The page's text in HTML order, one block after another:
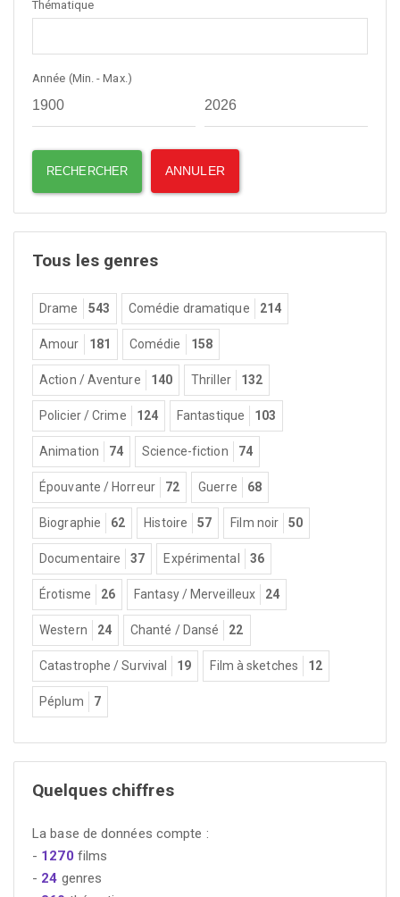
Thématique
Année (Min. - Max.)
Tous les genres
Drame 543 Comédie dramatique 214
Amour 181 Comédie 158
Action / Aventure 140 Thriller 132
Policier / Crime 124 Fantastique 103
Animation 74 Science-fiction 74
Épouvante / Horreur 72 Guerre 68
Biographie 62 Histoire 57 Film noir 50
Documentaire 37 Expérimental 36
Érotisme 26 Fantasy / Merveilleux 24
Western 24 Chanté / Dansé 22
Catastrophe / Survival 19 Film à sketches 12
Péplum 7
Quelques chiffres
La base de données compte :
- 1270 films
- 24 genres